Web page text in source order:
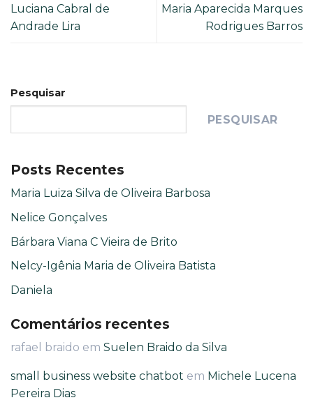
Luciana Cabral de
Andrade Lira
Maria Aparecida Marques
Rodrigues Barros
Pesquisar
PESQUISAR
Posts Recentes
Maria Luiza Silva de Oliveira Barbosa
Nelice Gonçalves
Bárbara Viana C Vieira de Brito
Nelcy-Igênia Maria de Oliveira Batista
Daniela
Comentários recentes
rafael braido em Suelen Braido da Silva
small business website chatbot em Michele Lucena
Pereira Dias